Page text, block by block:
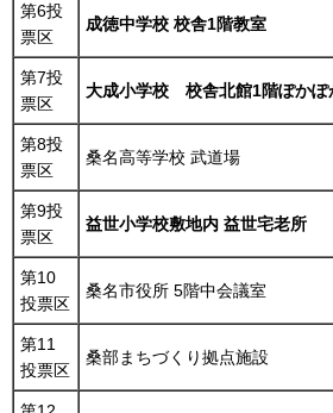
第6投
票区
成徳中学校 校舎1階教室
第7投
票区
大成小学校 校舎北館1階ぽかぽ
第8投
票区
桑名高等学校 武道場
第9投
票区
益世小学校敷地内 益世宅老所
第10
投票区
桑名市役所 5階中会議室
第11
投票区
桑部まちづくり拠点施設